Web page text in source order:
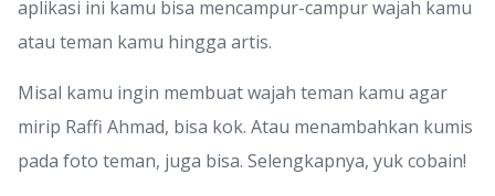
aplikasi ini kamu bisa mencampur-campur wajah kamu
atau teman kamu hingga artis.
Misal kamu ingin membuat wajah teman kamu agar
mirip Raffi Ahmad, bisa kok. Atau menambahkan kumis
pada foto teman, juga bisa. Selengkapnya, yuk cobain!